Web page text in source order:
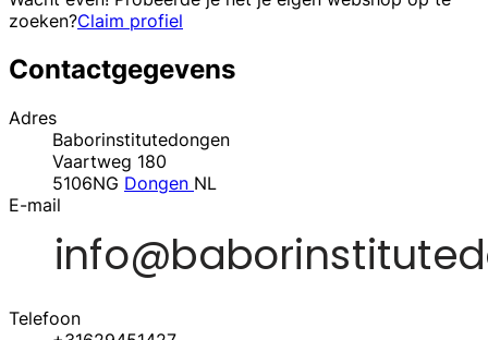
zoeken?Claim profiel
Contactgegevens
Adres
Baborinstitutedongen
Vaartweg 180
5106NG Dongen NL
E-mail
Telefoon